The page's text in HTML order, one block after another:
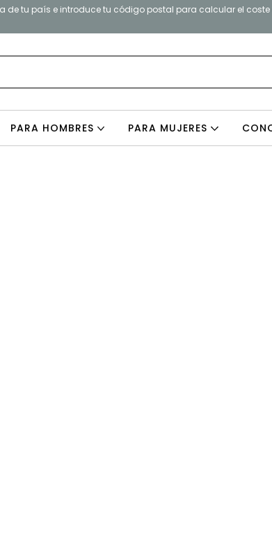
de tu país e introduce tu código postal para calcular el
PARA HOMBRES PARA MUJERES